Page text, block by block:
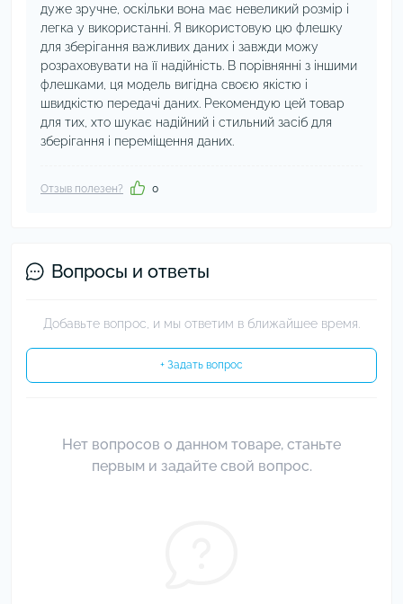
дуже зручне, оскільки вона має невеликий розмір і
легка у використанні. Я використовую цю флешку
для зберігання важливих даних і завжди можу
розраховувати на її надійність. В порівнянні з іншими
флешками, ця модель вигідна своєю якістю і
швидкістю передачі даних. Рекомендую цей товар
для тих, хто шукає надійний і стильний засіб для
зберігання і переміщення даних.
Отзыв полезен? 0
Вопросы и ответы
Добавьте вопрос, и мы ответим в ближайшее время.
+ Задать вопрос
Нет вопросов о данном товаре, станьте
первым и задайте свой вопрос.